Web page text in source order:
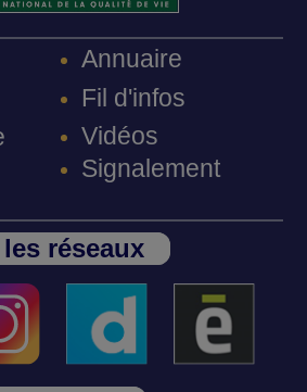
Annuaire
Fil d'infos
Vidéos
Signalement
réseaux